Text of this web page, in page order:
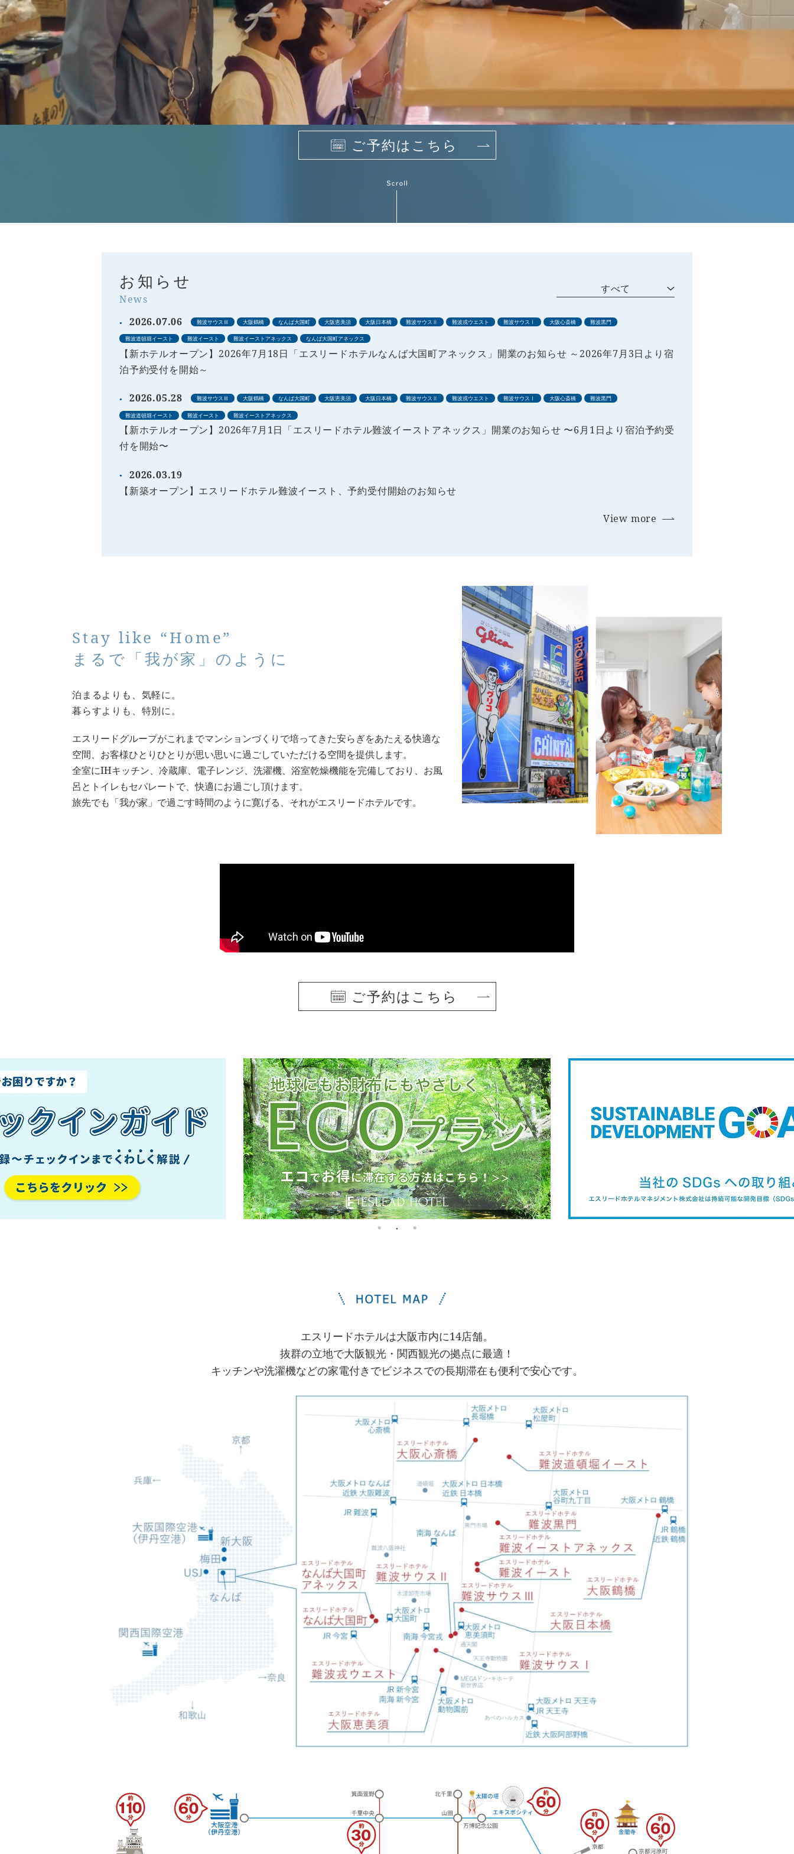
ご予約はこちら
お知らせ
News
すべて
2026.07.06 難波サウスⅢ 大阪鶴橋 なんば大国町 大阪恵美須 大阪日本橋 難波サウスⅡ 難波戎ウエスト 難波サウスⅠ 大阪心斎橋 難波黒門
難波道頓堀イースト 難波イースト 難波イーストアネックス なんば大国町アネックス
【新ホテルオープン】2026年7月18日「エスリードホテルなんば大国町アネックス」開業のお知らせ ～2026年7月3日より宿
泊予約受付を開始～
2026.05.28 難波サウスⅢ 大阪鶴橋 なんば大国町 大阪恵美須 大阪日本橋 難波サウスⅡ 難波戎ウエスト 難波サウスⅠ 大阪心斎橋 難波黒門
難波道頓堀イースト 難波イースト 難波イーストアネックス
【新ホテルオープン】2026年7月1日「エスリードホテル難波イーストアネックス」開業のお知らせ 〜6月1日より宿泊予約受
付を開始〜
2026.03.19
【新築オープン】エスリードホテル難波イースト、予約受付開始のお知らせ
View more
Stay like “Home”
まるで「我が家」のように
泊まるよりも、気軽に。
暮らすよりも、特別に。
エスリードグループがこれまでマンションづくりで培ってきた安らぎをあたえる快適な
空間、お客様ひとりひとりが思い思いに過ごしていただける空間を提供します。
全室にIHキッチン、冷蔵庫、電子レンジ、洗濯機、浴室乾燥機能を完備しており、お風
呂とトイレもセパレートで、快適にお過ごし頂けます。
旅先でも「我が家」で過ごす時間のように寛げる、それがエスリードホテルです。
ご予約はこちら
エスリードホテルは大阪市内に14店舗。
抜群の立地で大阪観光・関西観光の拠点に最適！
キッチンや洗濯機などの家電付きでビジネスでの長期滞在も便利で安心です。